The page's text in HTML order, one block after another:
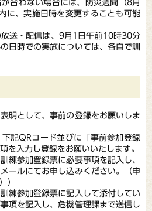
が合わない場合には、防災週間（8月
に、実施日時を変更することも可能
送・配信は、9月1日午前10時30分
日時での実施については、各自で訓
として、事前の登録をお願いしま
記QRコード並びに「事前参加登録
を入力し登録をお願いいたします。
練参加登録票に必要事項を記入し、
ールにてお申し込みください。（申
）
練参加登録票に記入して添付してい
項を記入し、危機管理課まで送信し